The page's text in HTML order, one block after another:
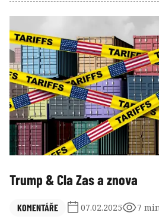
Trump & Cla Zas a znova
KOMENTÁŘE 07.02.2025 7